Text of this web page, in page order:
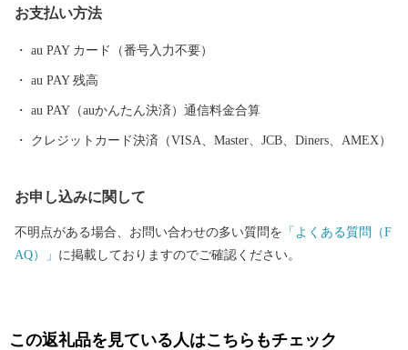
まなウォーター・ビーチ・マリンスポーツを楽しむことができ、
お支払い方法
au PAY カード（番号入力不要）
au PAY 残高
au PAY（auかんたん決済）通信料金合算
クレジットカード決済（VISA、Master、JCB、Diners、AMEX）
お申し込みに関して
不明点がある場合、お問い合わせの多い質問を 「よくある質問（F
AQ）」 に掲載しておりますのでご確認ください。
この返礼品を見ている人はこちらもチェック